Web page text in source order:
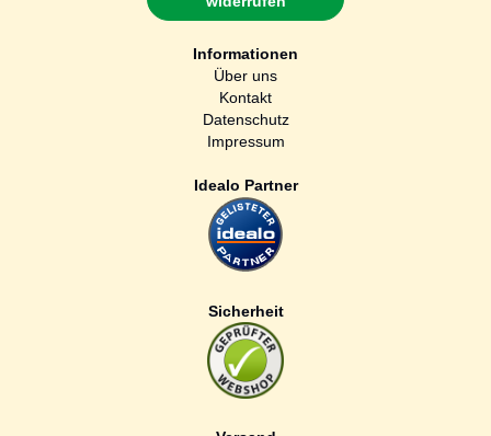
Informationen
Über uns
Kontakt
Datenschutz
Impressum
Idealo Partner
Sicherheit